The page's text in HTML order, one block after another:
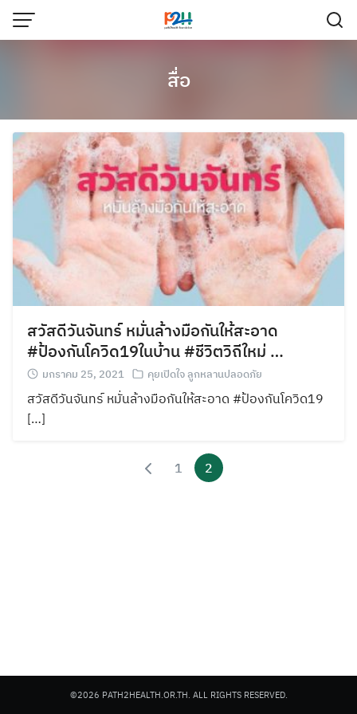
สื่อ
สวัสดีวันจันทร์ หมั่นล้างมือกันให้สะอาด
#ป้องกันโควิด19ในบ้าน #ชีวิตวิถีใหม่ …
มกราคม 25, 2021 คุยเปิดใจ ลูกหลานปลอดภัย
สวัสดีวันจันทร์ หมั่นล้างมือกันให้สะอาด #ป้องกันโควิด19
[…]
1 2
©2026 PATH2HEALTH.OR.TH. ALL RIGHTS RESERVED.